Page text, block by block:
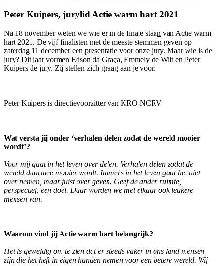
Peter Kuipers, jurylid Actie warm hart 2021
Na 18 november weten we wie er in de finale staan van Actie warm
hart 2021 . De vijf finalisten met de meeste stemmen geven op
zaterdag 11 december een presentatie voor onze jury. Maar wie is de
jury? Dit jaar vormen Edson da Graça, Emmely de Wilt en Peter
Kuipers de jury. Zij stellen zich graag aan je voor.
Peter Kuipers is directievoorzitter van KRO-NCRV
Wat versta jij onder ‘verhalen delen zodat de wereld mooier
wordt’?
Voor mij gaat in het leven over delen. Verhalen delen zodat de
wereld daarmee mooier wordt. Immers in het leven gaat het niet
over nemen, maar juist over geven. Geef de ander ruimte,
perspectief, een doel. Daar worden we met elkaar ook leukere
mensen van.
Waarom vind jij Actie warm hart belangrijk?
Het is geweldig om te zien dat er steeds vaker in ons land mensen
zijn die het heft in eigen handen nemen voor een betere wereld. Wij